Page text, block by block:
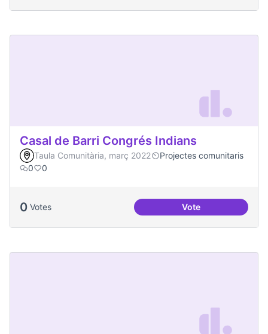
Casal de Barri Congrés Indians
Taula Comunitària, març 2022
Projectes comunitaris
0
0
0 Votes VoteCasal de Barri